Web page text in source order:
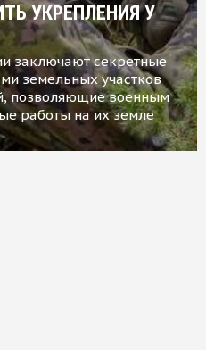
УКРЕПЛЕНИЯ У
заключают секретные
земельных участков
позволяющие военным
работы на их земле